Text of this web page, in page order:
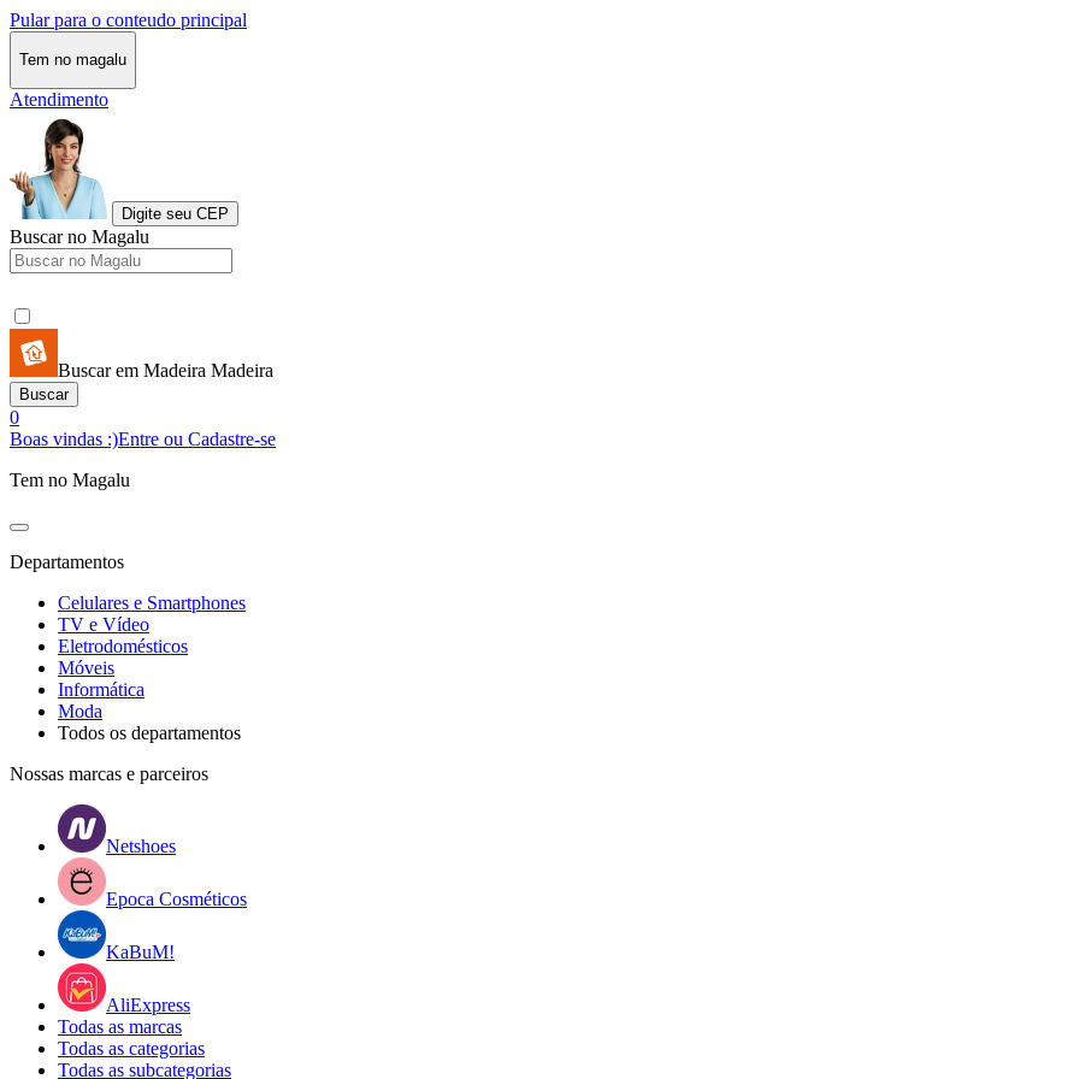
Pular para o conteudo principal
Tem no magalu
Atendimento
Digite seu CEP
Buscar no Magalu
Buscar em Madeira Madeira
Buscar
0
Boas vindas :)Entre ou Cadastre-se
Tem no Magalu
Departamentos
Celulares e Smartphones
TV e Vídeo
Eletrodomésticos
Móveis
Informática
Moda
Todos os departamentos
Nossas marcas e parceiros
Netshoes
Epoca Cosméticos
KaBuM!
AliExpress
Todas as marcas
Todas as categorias
Todas as subcategorias